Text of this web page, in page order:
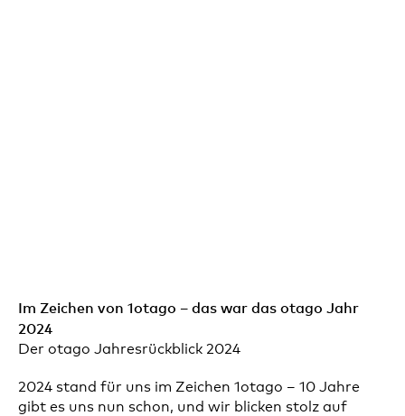
Im Zeichen von 1otago – das war das otago Jahr
2024
Der otago Jahresrückblick 2024
2024 stand für uns im Zeichen 1otago – 10 Jahre
gibt es uns nun schon, und wir blicken stolz auf